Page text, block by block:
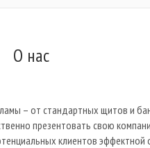
О нас
– от стандартных щитов и
презентовать свою
клиентов